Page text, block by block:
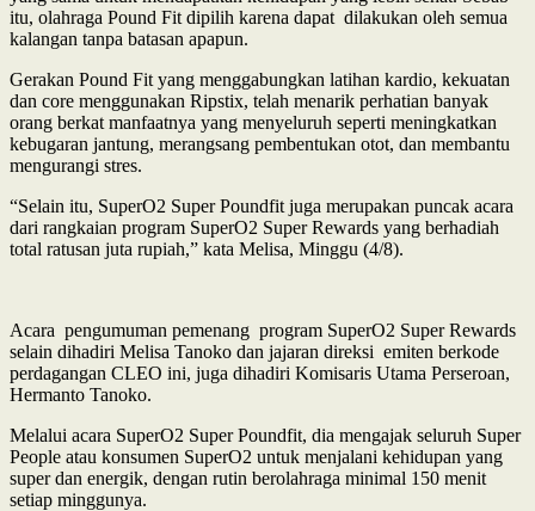
itu, olahraga Pound Fit dipilih karena dapat dilakukan oleh semua
kalangan tanpa batasan apapun.
Gerakan Pound Fit yang menggabungkan latihan kardio, kekuatan
dan core menggunakan Ripstix, telah menarik perhatian banyak
orang berkat manfaatnya yang menyeluruh seperti meningkatkan
kebugaran jantung, merangsang pembentukan otot, dan membantu
mengurangi stres.
“Selain itu, SuperO2 Super Poundfit juga merupakan puncak acara
dari rangkaian program SuperO2 Super Rewards yang berhadiah
total ratusan juta rupiah,” kata Melisa, Minggu (4/8).
Acara pengumuman pemenang program SuperO2 Super Rewards
selain dihadiri Melisa Tanoko dan jajaran direksi emiten berkode
perdagangan CLEO ini, juga dihadiri Komisaris Utama Perseroan,
Hermanto Tanoko.
Melalui acara SuperO2 Super Poundfit, dia mengajak seluruh Super
People atau konsumen SuperO2 untuk menjalani kehidupan yang
super dan energik, dengan rutin berolahraga minimal 150 menit
setiap minggunya.